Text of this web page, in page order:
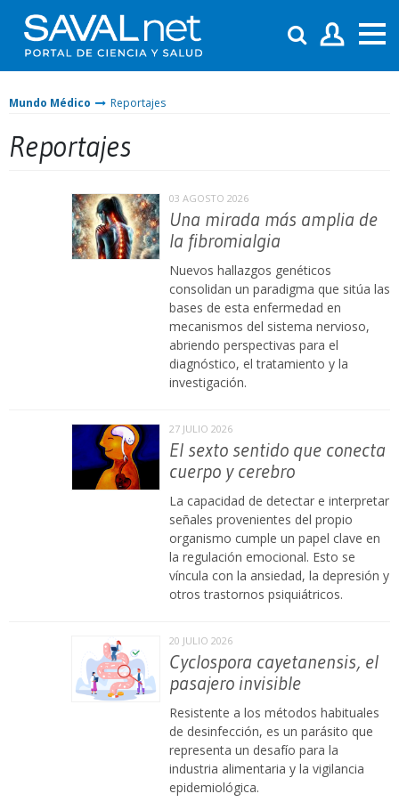
Mundo Médico Reportajes
Reportajes
03 AGOSTO 2026
Una mirada más amplia de
la fibromialgia
Nuevos hallazgos genéticos
consolidan un paradigma que sitúa las
bases de esta enfermedad en
mecanismos del sistema nervioso,
abriendo perspectivas para el
diagnóstico, el tratamiento y la
investigación.
27 JULIO 2026
El sexto sentido que conecta
cuerpo y cerebro
La capacidad de detectar e interpretar
señales provenientes del propio
organismo cumple un papel clave en
la regulación emocional. Esto se
víncula con la ansiedad, la depresión y
otros trastornos psiquiátricos.
20 JULIO 2026
Cyclospora cayetanensis, el
pasajero invisible
Resistente a los métodos habituales
de desinfección, es un parásito que
representa un desafío para la
industria alimentaria y la vigilancia
epidemiológica.